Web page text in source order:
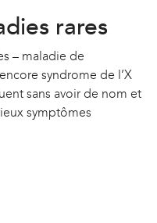
rares
– maladie de
syndrome de l’X
sans avoir de nom et
symptômes